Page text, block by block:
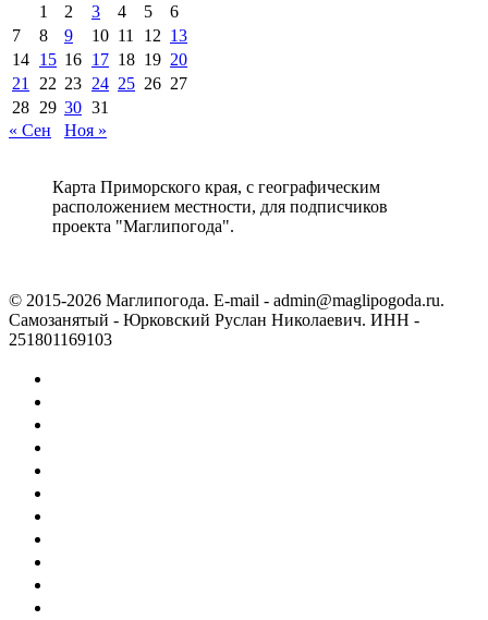
1
2 3 4 5
6
7
8 9 10 11 12 13
14 15 16 17 18 19 20
21
22 23 24 25 26 27
28 29 30 31
« Сен
Ноя »
Карта Приморского края, с географическим
расположением местности, для подписчиков
проекта "Маглипогода".
© 2015-2026 Маглипогода. E-mail - admin@maglipogoda.ru.
Самозанятый - Юрковский Руслан Николаевич. ИНН -
251801169103